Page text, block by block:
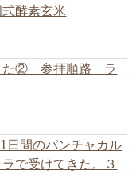
酵素玄米
た② 参拝順路 ラ
日間のパンチャカル
で受けてきた。３